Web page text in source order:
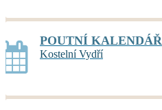
POUTNÍ KALENDÁŘ
Kostelní Vydří